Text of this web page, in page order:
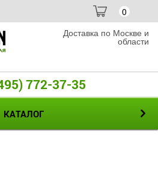
0
Доставка по Москве и
области
772-37-35
КАТАЛОГ